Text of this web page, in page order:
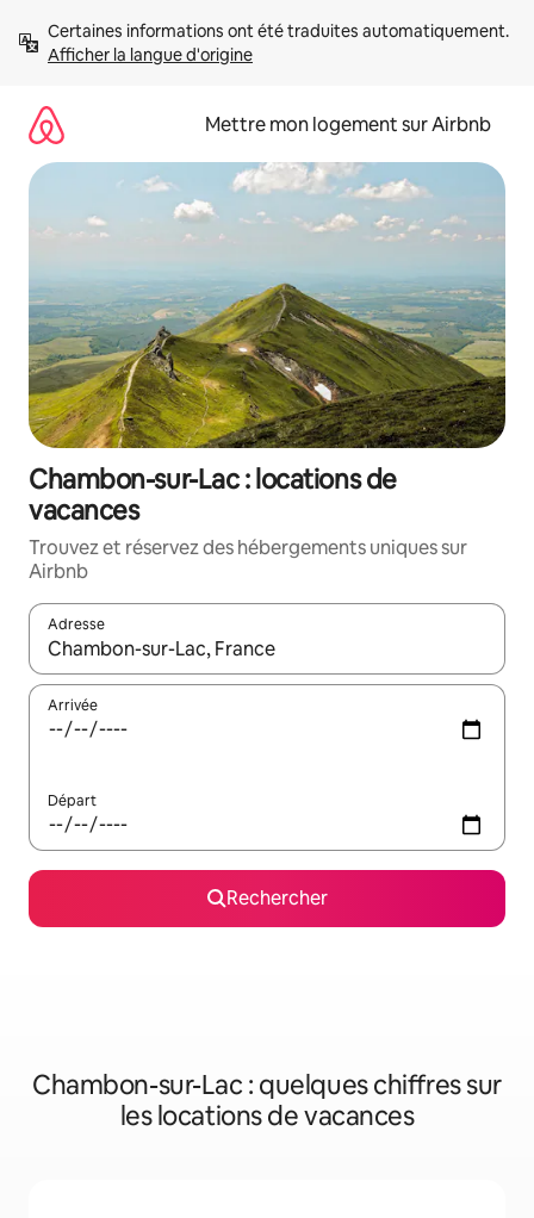
directement
Afficher la langue d'origine
Mettre mon logement sur Airbnb
Chambon-sur-Lac : locations de
vacances
Trouvez et réservez des hébergements uniques sur
Airbnb
Adresse
Lorsque les résultats s'affichent, utilisez les flèches vers le
Arrivée
Départ
Rechercher
Chambon-sur-Lac : quelques chiffres sur
les locations de vacances